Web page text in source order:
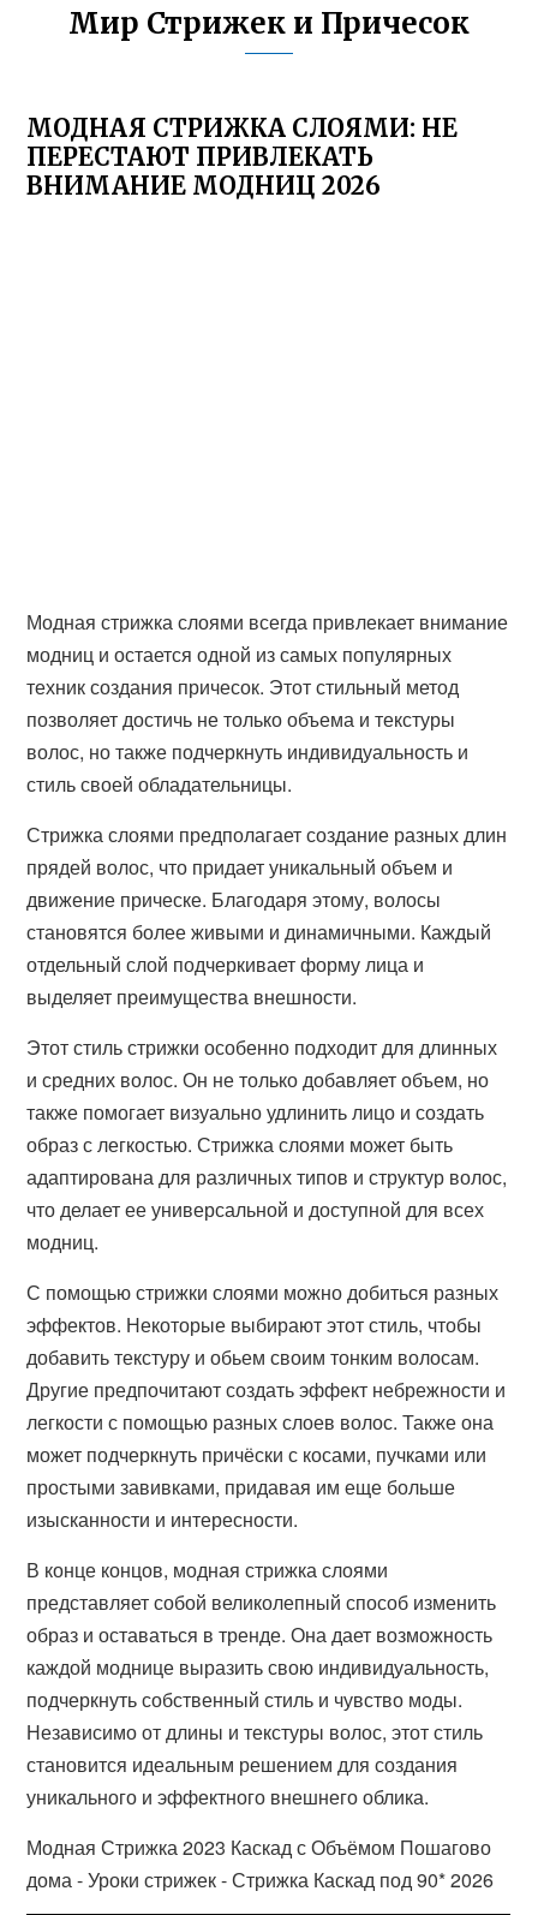
Мир Стрижек и Причесок
МОДНАЯ СТРИЖКА СЛОЯМИ: НЕ
ПЕРЕСТАЮТ ПРИВЛЕКАТЬ
ВНИМАНИЕ МОДНИЦ 2026
Модная стрижка слоями всегда привлекает внимание
модниц и остается одной из самых популярных
техник создания причесок. Этот стильный метод
позволяет достичь не только объема и текстуры
волос, но также подчеркнуть индивидуальность и
стиль своей обладательницы.
Стрижка слоями предполагает создание разных длин
прядей волос, что придает уникальный объем и
движение прическе. Благодаря этому, волосы
становятся более живыми и динамичными. Каждый
отдельный слой подчеркивает форму лица и
выделяет преимущества внешности.
Этот стиль стрижки особенно подходит для длинных
и средних волос. Он не только добавляет объем, но
также помогает визуально удлинить лицо и создать
образ с легкостью. Стрижка слоями может быть
адаптирована для различных типов и структур волос,
что делает ее универсальной и доступной для всех
модниц.
С помощью стрижки слоями можно добиться разных
эффектов. Некоторые выбирают этот стиль, чтобы
добавить текстуру и обьем своим тонким волосам.
Другие предпочитают создать эффект небрежности и
легкости с помощью разных слоев волос. Также она
может подчеркнуть причёски с косами, пучками или
простыми завивками, придавая им еще больше
изысканности и интересности.
В конце концов, модная стрижка слоями
представляет собой великолепный способ изменить
образ и оставаться в тренде. Она дает возможность
каждой моднице выразить свою индивидуальность,
подчеркнуть собственный стиль и чувство моды.
Независимо от длины и текстуры волос, этот стиль
становится идеальным решением для создания
уникального и эффектного внешнего облика.
Модная Стрижка 2023 Каскад с Объёмом Пошагово
дома - Уроки стрижек - Стрижка Каскад под 90* 2026